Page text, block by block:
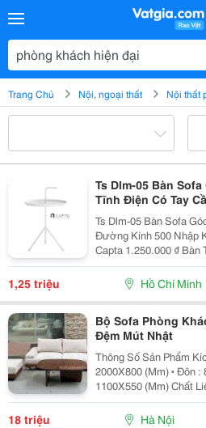
Trang Chủ Nội, ngoại thất Nội thất
Ts Dlm-05 Bàn
Tĩnh Điện Có Tay
Ts Dlm-05 Bàn Sofa
Đường Kính 500 Nhập
Capta 1.250.000 ₫ Bàn Trà Bàn Sofa Dlm-05 Bàn Trà
Phòng Khách Hiện Đại,
Chuyển
1,25 triệu Hồ Chí Minh
Bộ Sofa Phòng
Đệm Mút Nhật
Thông Số Sản Phẩm
2000X800 (Mm) ▪️ Đôn :
1100X550 (Mm) Chất
Cleo Or Vải Nỉ Hàn
Chọn Màu Xuất Xứ
18 triệu Hà Nội